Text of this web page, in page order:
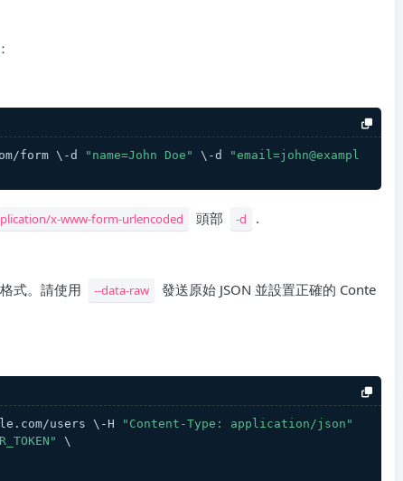
form \-d "name=John Doe" \-d
"email=john@exampl
x-www-form-urlencoded 頭部 -d
.
式。請使用 --data-raw
發送原始 JSON 並設置正確的 Conte
users \-H
"Content-Type: application/json"
\